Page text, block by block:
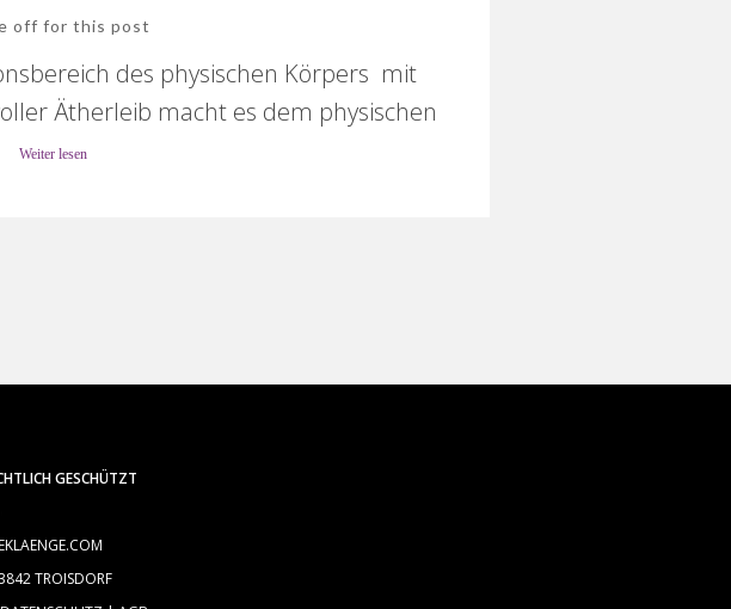
off for this post
des physischen Körpers mit
Ätherleib macht es dem physischen
Weiter lesen
GESCHÜTZT
TROISDORF